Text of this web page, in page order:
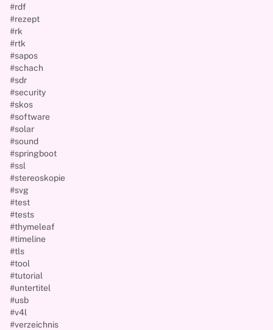
#rdf
#rezept
#rk
#rtk
#sapos
#schach
#sdr
#security
#skos
#software
#solar
#sound
#springboot
#ssl
#stereoskopie
#svg
#test
#tests
#thymeleaf
#timeline
#tls
#tool
#tutorial
#untertitel
#usb
#v4l
#verzeichnis